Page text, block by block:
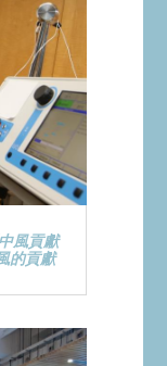
風貢獻
的貢獻